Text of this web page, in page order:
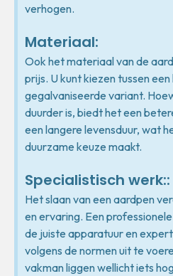
verhogen.
Materiaal:
Ook het materiaal van de
prijs. U kunt kiezen tussen
gegalvaniseerde variant.
duurder is, biedt het een
een langere levensduur, wat
duurzame keuze maakt.
Specialistisch werk::
Het slaan van een aardpen
en ervaring. Een
de juiste apparatuur en
volgens de normen uit te
vakman liggen wellicht iets